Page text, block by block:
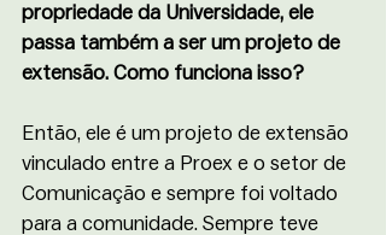
propriedade da Universidade, ele
passa também a ser um projeto de
extensão. Como funciona isso?
Então, ele é um projeto de extensão
vinculado entre a Proex e o setor de
Comunicação e sempre foi voltado
para a comunidade. Sempre teve